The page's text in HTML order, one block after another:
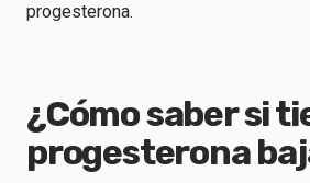
progesterona.
¿Cómo saber si
progesterona